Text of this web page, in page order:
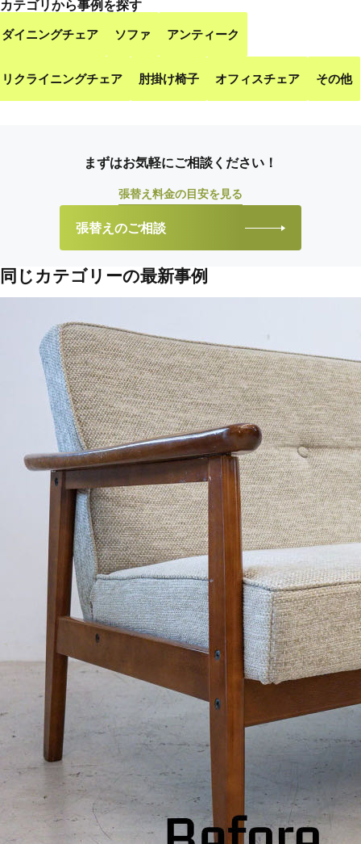
カテゴリから事例を探す
ダイニングチェア ソファ アンティーク
リクライニングチェア 肘掛け椅子 オフィスチェア その他
まずはお気軽にご相談ください！
張替え料金の目安を見る
張替えのご相談
同じカテゴリーの最新事例